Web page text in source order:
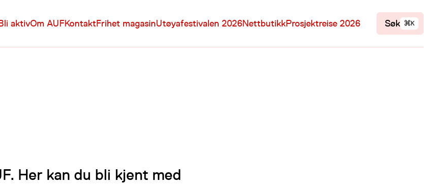
aktivOm AUFKontaktFrihet magasinUtøyafestivalen 2026NettbutikkProsjektreise 2026 Søk ⌘ K
Her kan du bli kjent med